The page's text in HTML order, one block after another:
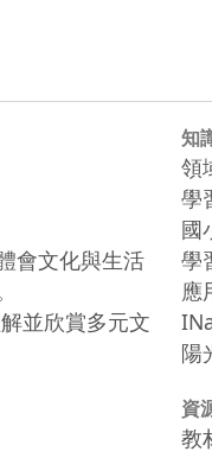
會文化與生活
並欣賞多元文
知
領
學
國
學
應
陽
資
教